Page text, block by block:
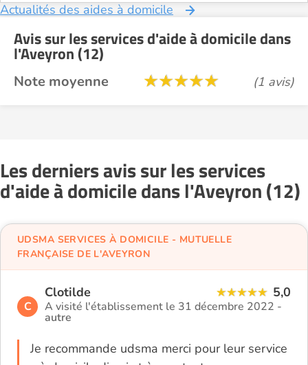
Actualités des aides à domicile
Avis sur les services d'aide à domicile dans
l'Aveyron (12)
Note moyenne (1 avis)
Les derniers avis sur les services
d'aide à domicile dans l'Aveyron (12)
C
Clotilde 5,0
A visité l'établissement le 31 décembre 2022 -
autre
Je recommande udsma merci pour leur service
UDSMA SERVICES À DOMICILE - MUTUELLE
FRANÇAISE DE L'AVEYRON